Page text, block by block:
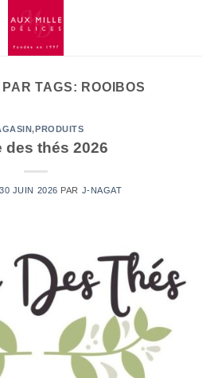
TAGS: ROOIBOS
,PRODUITS
des thés 2026
30 JUIN 2026 PAR J-NAGAT